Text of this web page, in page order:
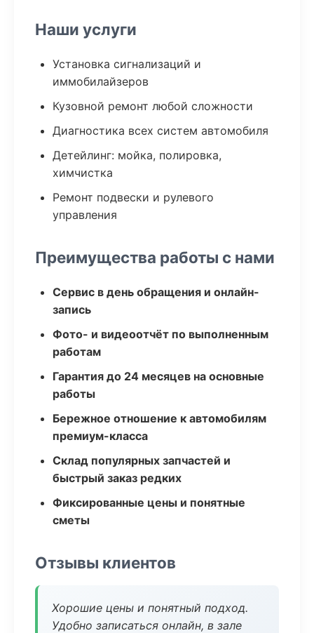
Наши услуги
Установка сигнализаций и
иммобилайзеров
Кузовной ремонт любой сложности
Диагностика всех систем автомобиля
Детейлинг: мойка, полировка,
химчистка
Ремонт подвески и рулевого
управления
Преимущества работы с нами
Сервис в день обращения и онлайн-
запись
Фото- и видеоотчёт по выполненным
работам
Гарантия до 24 месяцев на основные
работы
Бережное отношение к автомобилям
премиум-класса
Склад популярных запчастей и
быстрый заказ редких
Фиксированные цены и понятные
сметы
Отзывы клиентов
Хорошие цены и понятный подход.
Удобно записаться онлайн, в зале